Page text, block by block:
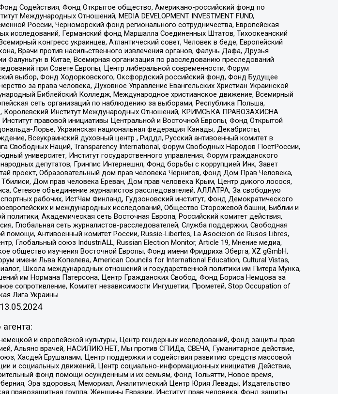
Содействия, Фонд Открытое общество, Американо-российский фонд по
Международных Отношений, MEDIA DEVELOPMENT INVESTMENT FUND,
России, Черноморский фонд регионального сотрудничества, Европейская
исследований, Германский фонд Маршалла Соединенных Штатов, Тихоокеанский
конгресс украинцев, Атлантический совет, Человек в беде, Европейский
Врачи против насильственного извлечения органов, Фалунь Дафа, Друзья
в Китае, Всемирная организация по расследованию преследований
при Совете Европы, Центр либеральной современности, Форум
выбор, Фонд Ходорковского, Оксфордский российский фонд, Фонд Будущее
за права человека, Духовное Управление Евангельских Христиан Украинской
Библейский Колледж, Международное христианское движение, Всемирный
сеть организаций по наблюдению за выборами, Республика Польша,
Институт Международных Отношений, КРИМСЬКА ПРАВОЗАХИСНА
правовой инициативы Центральной и Восточной Европы, Фонд Открытой
Лорье, Украинская национальная федерация Канады, Декабристы,
Всеукраинский духовный центр , Риддл, Русский антивоенный комитет в
Свободных Наций, Transparеncy International, Форум Свободных Народов ПостРоссии,
университет, Институт государственного управления, Форум гражданского
депутатов, Гринпис Интернешнл, Фонд борьбы с коррупцией Инк, Завет
проект, Образовательный дом прав человека Чернигов, Фонд Дом Прав Человека,
Дом прав человека Ереван, Дом прав человека Крым, Центр дикого лосося,
Сетевое объединение журналистов расследователей, АЛЛАТРА, За свободную
рабочих, ИстЧам Финланд, Гудзоновский институт, Фонд Демократического
и международных исследований, Общество Сторожевой башни, Библии и
Академическая сеть Восточная Европа, Российский комитет действия,
Глобальная сеть журналистов-расследователей, Служба поддержки, Свободная
Антивоенный комитет России, Russie-Libertes, La Asocicion de Rusos Libres,
Глобальный союз IndustriALL, Russian Election Monitor, Article 19, Мнение медиа,
общество изучения Восточной Европы, Фонд имени Фридриха Эберта, XZ gGmbH,
имени Льва Копелева, American Councils for International Education, Cultural Vistas,
Школа международных отношений и государственной политики им Питера Мунка,
им Нормана Патерсона, Центр Гражданских Свобод, Фонд Бориса Немцова за
сопротивление, Комитет независимости Ингушетии, Прометей, Stop Occupation of
Лига Украины
13.05.2024
и европейской культуры, Центр гендерных исследований, Фонд защиты прав
Альянс врачей, НАСИЛИЮ.НЕТ, Мы против СПИДа, СВЕЧА, Гуманитарное действие,
Хасдей Ерушалаим, Центр поддержки и содействия развитию средств массовой
и социальных движений, Центр социально-информационных инициатив Действие,
фонд помощи осужденным и их семьям, Фонд Тольятти, Новое время,
Эра здоровья, Мемориал, Аналитический Центр Юрия Левады, Издательство
правозащитная группа, Женщины Евразии, Институт прав человека, Фонд защиты